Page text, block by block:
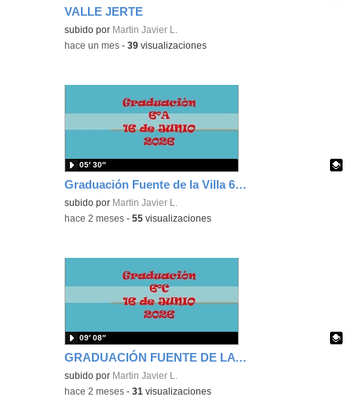
VALLE JERTE
Contenido educativo.
subido por Martin Javier L.
-hace un mes -39 visualizaciones
Graduación Fuente de la Villa 6º A 2026
Contenido educativo.
subido por Martin Javier L.
05′ 30″
-hace 2 meses -55 visualizaciones
GRADUACIÓN FUENTE DE LA VILLA 6º C 2026
Contenido educativo.
subido por Martin Javier L.
09′ 08″
-hace 2 meses -31 visualizaciones